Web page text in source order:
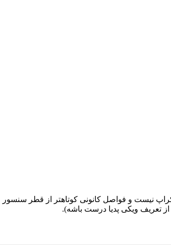
نیست و فواصل کانونی کوتاهتر از قطر سنسور